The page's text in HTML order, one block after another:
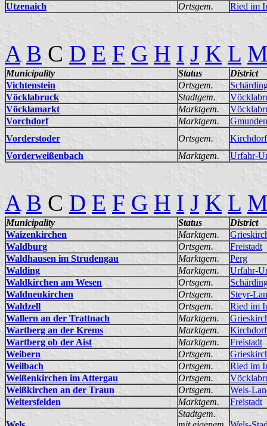
Utzenaich
Ortsgem. Ried im
A B C D E F G H I J K L
Municipality Status
District
Vichtenstein
Ortsgem.
Vöcklabruck
Stadtgem.
Vöcklamarkt
Marktgem.
Vorchdorf
Marktgem.
Gmunden
Vorderstoder
Ortsgem.
Vorderweißenbach
Marktgem. Urfahr-
A B C D E F G H I J K L
Municipality Status
District
Waizenkirchen
Marktgem.
Waldburg
Ortsgem.
Freistadt
Waldhausen im Strudengau
Marktgem.
Perg
Walding
Marktgem.
Urfahr-
Waldkirchen am Wesen
Ortsgem.
Waldneukirchen
Ortsgem.
Steyr-
Waldzell
Ortsgem.
Ried im
Wallern an der Trattnach
Marktgem.
Wartberg an der Krems
Marktgem.
Wartberg ob der Aist
Marktgem.
Freistadt
Weibern
Ortsgem.
Weilbach
Ortsgem.
Ried im
Weißenkirchen im Attergau
Ortsgem.
Weißkirchen an der Traun
Ortsgem.
Wels-
Weitersfelden
Marktgem. Freistadt
Stadtgem.